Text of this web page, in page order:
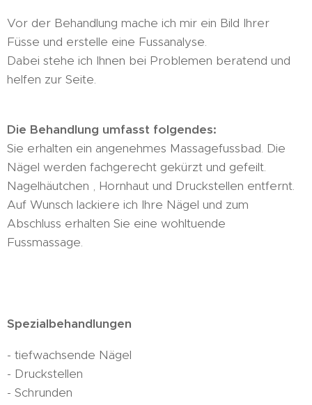
Vor der Behandlung mache ich mir ein Bild Ihrer
Füsse und erstelle eine Fussanalyse.
Dabei stehe ich Ihnen bei Problemen beratend und
helfen zur Seite.
Die Behandlung umfasst folgendes:
Sie erhalten ein angenehmes Massagefussbad. Die
Nägel werden fachgerecht gekürzt und gefeilt.
Nagelhäutchen , Hornhaut und Druckstellen entfernt.
Auf Wunsch lackiere ich Ihre Nägel und zum
Abschluss erhalten Sie eine wohltuende
Fussmassage.
Spezialbehandlungen
- tiefwachsende Nägel
- Druckstellen
- Schrunden